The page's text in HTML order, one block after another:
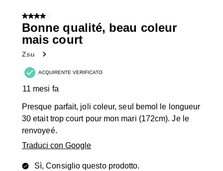
4 su 5 stelle.
Bonne qualité, beau coleur
mais court
Zsu
ACQUIRENTE VERIFICATO
11 mesi fa
Presque parfait, joli coleur, seul bemol le longueur
30 etait trop court pour mon mari (172cm). Je le
renvoyeé.
Traduci con Google
Sì, Consiglio questo prodotto.